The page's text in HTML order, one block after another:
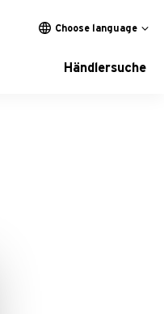
Choose language
Händlersuche